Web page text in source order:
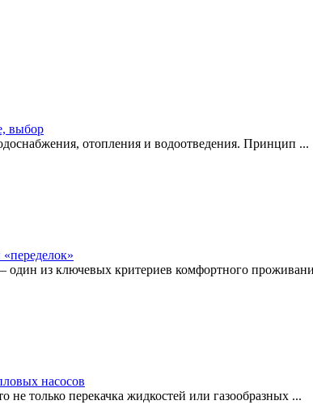
выбор
отопления и водоотведения. Принцип ...
из ключевых критериев комфортного
насосов
не только перекачка жидкостей или газообразных ...